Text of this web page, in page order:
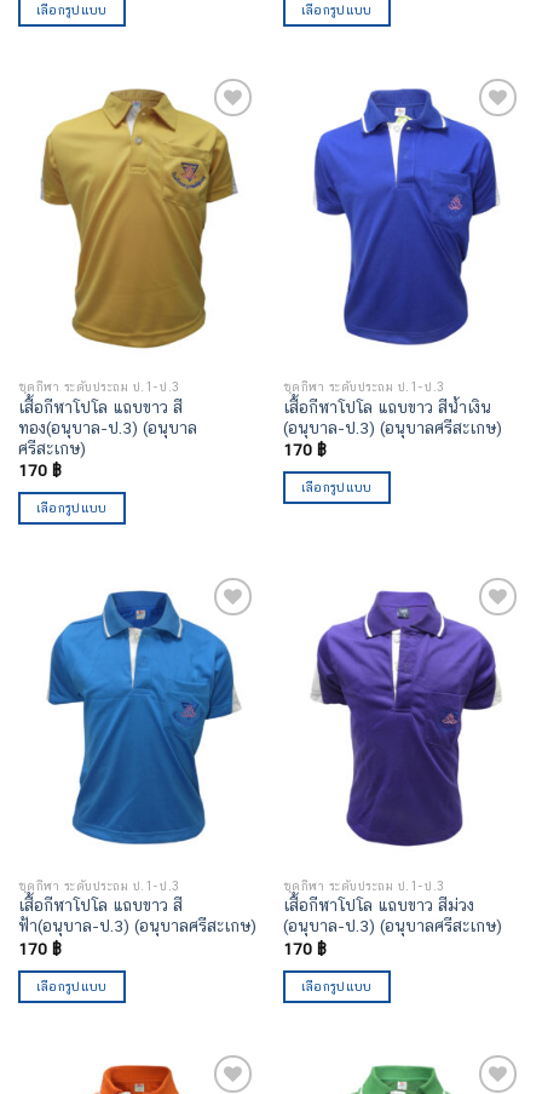
เลือกรูปแบบ เลือกรูปแบบ
เพิ่มไป
ยัง
รายการ
โปรด
ชุดกีฬา ระดับประถม ป.1-ป.3
เสื้อกีฬาโปโล แถบขาว สี
ทอง(อนุบาล-ป.3) (อนุบาล
ศรีสะเกษ)
170 ฿
เลือกรูปแบบ
เพิ่มไป
ยัง
รายการ
โปรด
ชุดกีฬา ระดับประถม ป.1-ป.3
เสื้อกีฬาโปโล แถบขาว สีน้ำเงิน
(อนุบาล-ป.3) (อนุบาลศรีสะเกษ)
170 ฿
เลือกรูปแบบ
เพิ่มไป
ยัง
รายการ
โปรด
ชุดกีฬา ระดับประถม ป.1-ป.3
เสื้อกีฬาโปโล แถบขาว สี
ฟ้า(อนุบาล-ป.3) (อนุบาลศรีสะเกษ)
170 ฿
เลือกรูปแบบ
เพิ่มไป
ยัง
รายการ
โปรด
ชุดกีฬา ระดับประถม ป.1-ป.3
เสื้อกีฬาโปโล แถบขาว สีม่วง
(อนุบาล-ป.3) (อนุบาลศรีสะเกษ)
170 ฿
เลือกรูปแบบ